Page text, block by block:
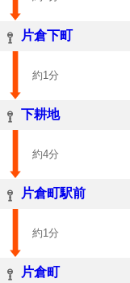
片倉下町
約1分
下耕地
約4分
片倉町駅前
約1分
片倉町